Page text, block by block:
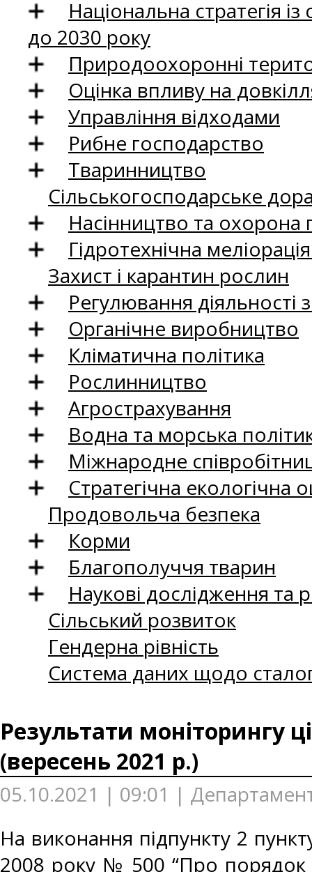
Національна стратегія
до 2030 року
Природоохоронні
Оцінка впливу на
Управління відходами
Рибне господарство
Тваринництво
Сільськогосподарське
Насінництво та
Гідротехнічна
Захист і карантин рослин
Регулювання
Органічне виробництво
Кліматична політика
Рослинництво
Агрострахування
Водна та морська
Міжнародне
Стратегічна екологічна
Продовольча безпека
Корми
Благополуччя тварин
Наукові дослідження та
Сільський розвиток
Гендерна рівність
Система даних щодо
Результати моніторингу
(вересень 2021 р.)
05.10.2021 | 09:01 |
На виконання підпункту 2
2008 року № 500 “Про порядок